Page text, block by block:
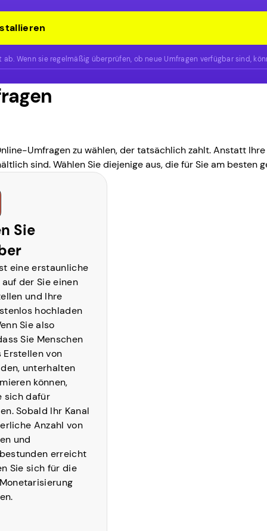
Wenn sie regelmäßig überprüfen, ob neue Umfragen verfügbar sind,
Umfragen zu wählen, der tatsächlich zahlt. Anstatt
sind. Wählen Sie diejenige aus, die für Sie am besten
Sie
eine erstaunliche
der Sie einen
und Ihre
hochladen
Sie also
Sie Menschen
von
unterhalten
können,
sich dafür
Sobald Ihr Kanal
Anzahl von
und
erreicht
Sie sich für die